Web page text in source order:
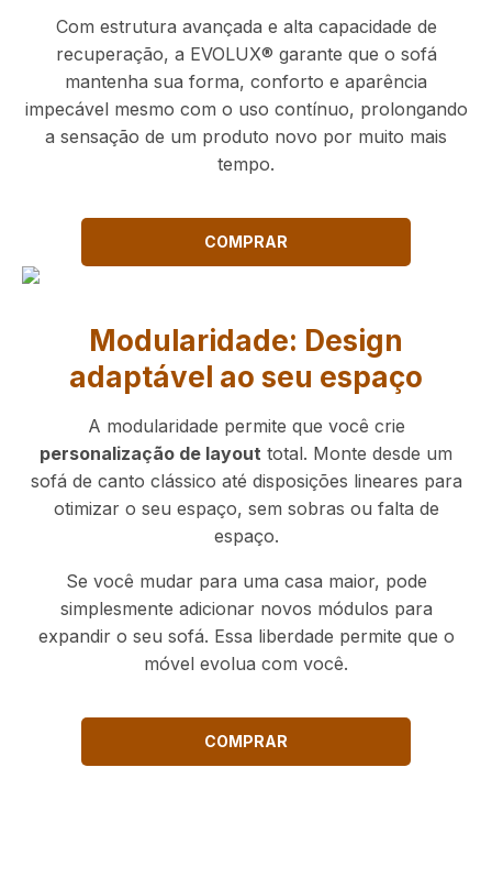
Com estrutura avançada e alta capacidade de
recuperação, a EVOLUX® garante que o sofá
mantenha sua forma, conforto e aparência
impecável mesmo com o uso contínuo, prolongando
a sensação de um produto novo por muito mais
tempo.
COMPRAR
Modularidade: Design
adaptável ao seu espaço
A modularidade permite que você crie
personalização de layout total. Monte desde um
sofá de canto clássico até disposições lineares para
otimizar o seu espaço, sem sobras ou falta de
espaço.
Se você mudar para uma casa maior, pode
simplesmente adicionar novos módulos para
expandir o seu sofá. Essa liberdade permite que o
móvel evolua com você.
COMPRAR